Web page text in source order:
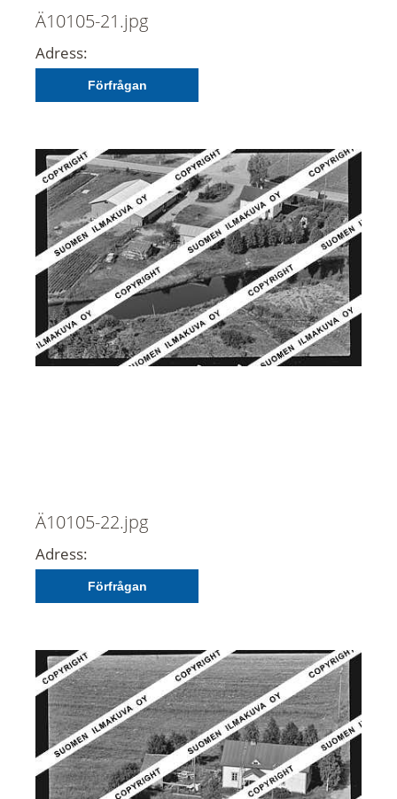
Ä10105-21.jpg
Adress:
Förfrågan
Ä10105-22.jpg
Adress:
Förfrågan